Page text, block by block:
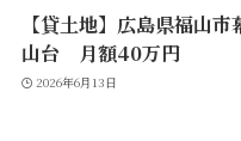
【貸土地】広島県福山市
山台 月額40万円
2026年6月13日